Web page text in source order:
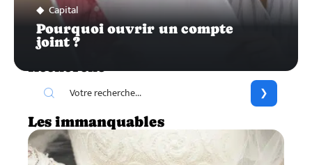
Capital
Pourquoi ouvrir un compte
joint ?
Les immanquables